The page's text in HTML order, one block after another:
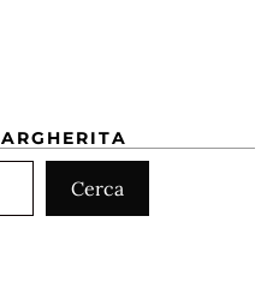
Cerca